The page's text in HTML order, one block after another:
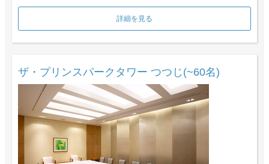
詳細を見る
ザ・プリンスパークタワー つつじ(~60名)